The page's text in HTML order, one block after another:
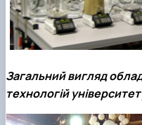
Загальний вигляд
технологій